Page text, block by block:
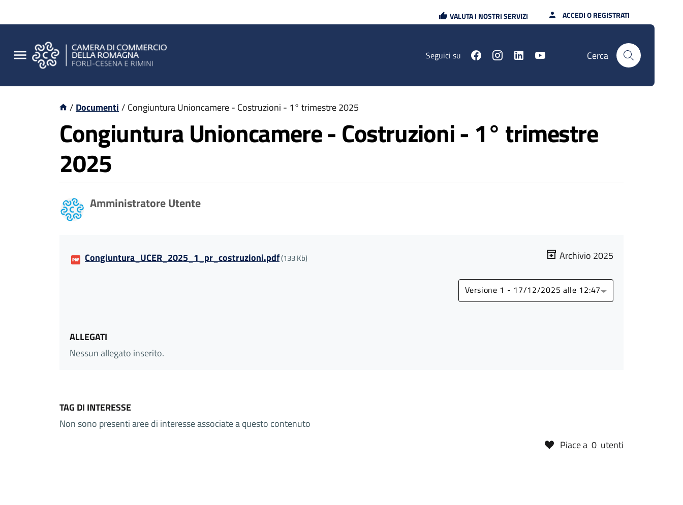
VALUTA I NOSTRI SERVIZI ACCEDI O REGISTRATI
Seguici su Cerca
/ Documenti / Congiuntura Unioncamere - Costruzioni - 1° trimestre 2025
Congiuntura Unioncamere - Costruzioni - 1° trimestre
2025
Amministratore Utente
Congiuntura_UCER_2025_1_pr_costruzioni.pdf(133 Kb) Archivio 2025
Versione 1 - 17/12/2025 alle 12:47
ALLEGATI
Nessun allegato inserito.
TAG DI INTERESSE
Non sono presenti aree di interesse associate a questo contenuto
Piace a 0 utenti